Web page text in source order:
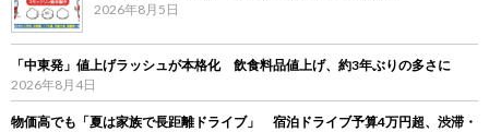
2026年8月5日
「中東発」値上げラッシュが本格化 飲食料品値上げ、約3年ぶりの多さに
2026年8月4日
物価高でも「夏は家族で長距離ドライブ」 宿泊ドライブ予算4万円超、渋滞・